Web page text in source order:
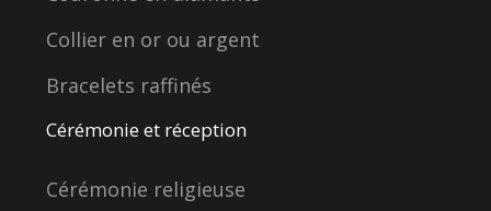
Collier en or ou argent
Bracelets raffinés
Cérémonie et réception
Cérémonie religieuse